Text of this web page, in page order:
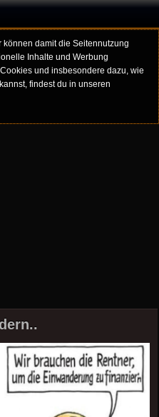
können damit die Seitennutzung
Inhalte und Werbung
und insbesondere dazu, wie
findest du in unseren